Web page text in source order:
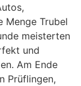
Menge Trubel
meisterten
und
Am Ende
Prüflingen,